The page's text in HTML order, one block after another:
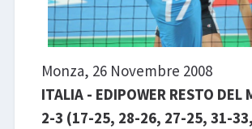
Monza, 26 Novembre 2008
ITALIA - EDIPOWER RESTO DEL
2-3 (17-25, 28-26, 27-25, 31-